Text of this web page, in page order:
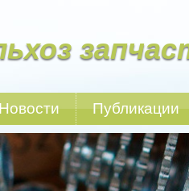
Публикации